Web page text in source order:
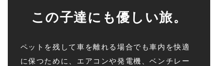
この子達にも優しい旅。
ペットを残して車を離れる場合でも車内を快適
に保つために、エアコンや発電機、ベンチレー